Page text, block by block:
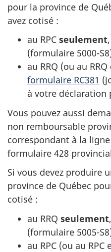
pour la province de
avez cotisé :
au RPC seulement
(formulaire 5000-S8
au RRQ (ou au RRQ
formulaire RC381
à votre déclaration
Vous pouvez aussi
non remboursable
correspondant à la
formulaire 428
Si vous devez produire
province de Québec
cotisé :
au RRQ seulement
(formulaire 5005-S8
au RPC (ou au